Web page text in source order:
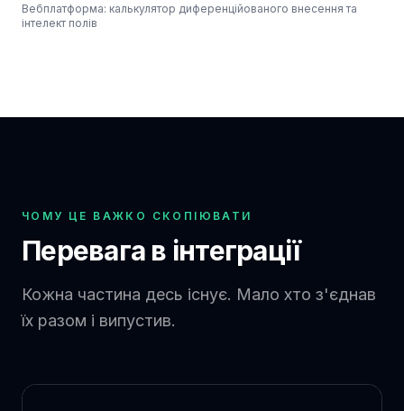
Вебплатформа: калькулятор диференційованого внесення та
інтелект полів
ЧОМУ ЦЕ ВАЖКО СКОПІЮВАТИ
Перевага в інтеграції
Кожна частина десь існує. Мало хто з'єднав
їх разом і випустив.